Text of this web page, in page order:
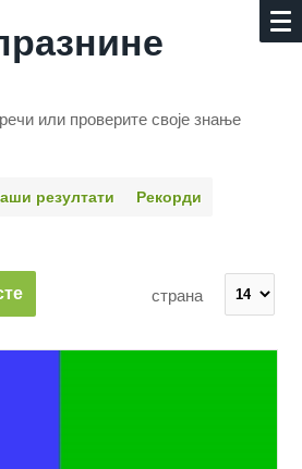
или проверите своје знање
резултати Рекорди
страна